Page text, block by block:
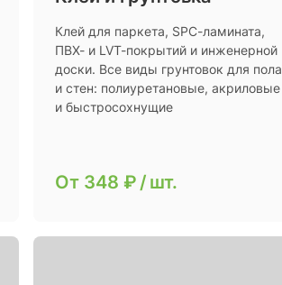
Клей для паркета, SPC-ламината,
ПВХ- и LVT-покрытий и инженерной
доски. Все виды грунтовок для пола
и стен: полиуретановые, акриловые
и быстросохнущие
От 348 ₽ / шт.